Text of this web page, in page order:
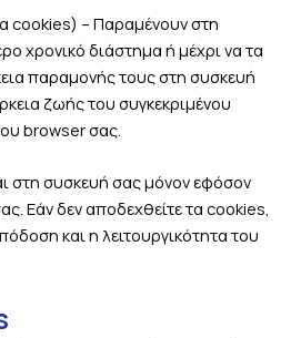
cookies) – Παραμένουν στη
χρονικό διάστημα ή μέχρι να τα
παραμονής τους στη συσκευή
ζωής του συγκεκριμένου
browser σας.
στη συσκευή σας μόνον εφόσον
Εάν δεν αποδεχθείτε τα cookies,
και η λειτουργικότητα του